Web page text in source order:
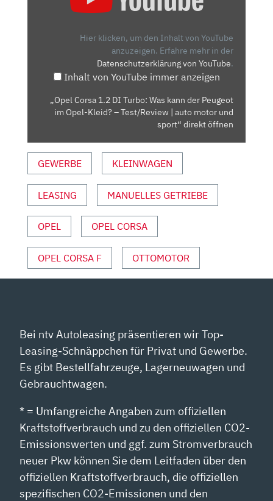
PEUGEOT
–
TEST/REVIEW
|
AUTO
UND
SPORT“
VON
YOUTUBE
Hier klicken, um den Inhalt von YouTube
anzuzeigen. Erfahre mehr in der
Datenschutzerklärung von YouTube.
Inhalt von YouTube immer anzeigen
„Opel Corsa 1.2 DI Turbo: Was kann der Peugeot
im Opel-Kleid? – Test/Review | auto motor und
sport“ direkt öffnen
GEWERBE KLEINWAGEN
LEASING MANUELLES GETRIEBE
OPEL OPEL CORSA
OPEL CORSA F OTTOMOTOR
Bei ntv Autoleasing präsentieren wir Top-
Leasing-Schnäppchen für Privat und Gewerbe.
Es gibt Bestellfahrzeuge, Lagerneuwagen und
Gebrauchtwagen.
* = Umfangreiche Angaben zum offiziellen
Kraftstoffverbrauch und zu den offiziellen CO2-
Emissionswerten und ggf. zum Stromverbrauch
neuer Pkw können Sie dem Leitfaden über den
offiziellen Kraftstoffverbrauch, die offiziellen
spezifischen CO2-Emissionen und den